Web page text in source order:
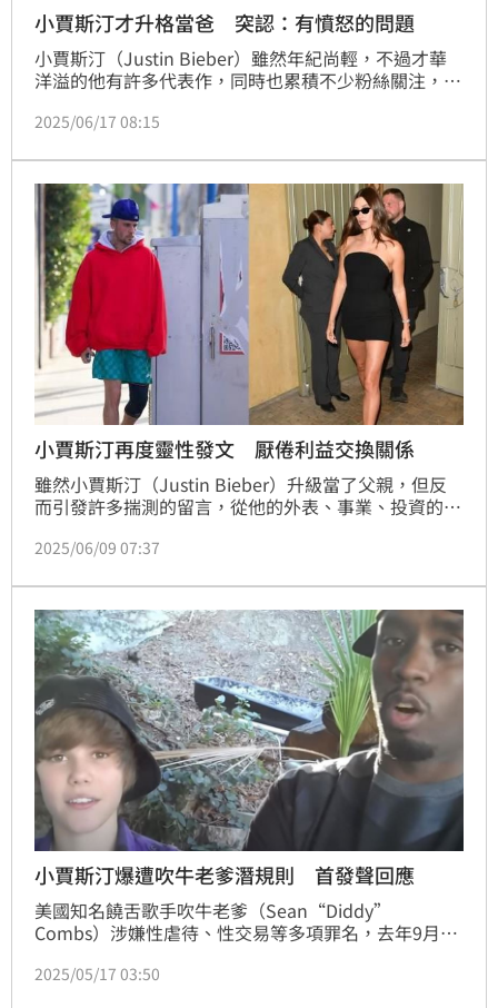
小賈斯汀才升格當爸 突認：有憤怒的問題
小賈斯汀（Justin Bieber）雖然年紀尚輕，不過才華
洋溢的他有許多代表作，同時也累積不少粉絲關注，不
人到夜店狂歡，甚至傳出破產危機，需要出售音樂版權
2025/06/17 08:15
小賈斯汀再度靈性發文 厭倦利益交換關係
雖然小賈斯汀（Justin Bieber）升級當了父親，但反
而引發許多揣測的留言，從他的外表、事業、投資的潮
之擔心。現在他又發文表示「厭倦利益交換關係」，使
2025/06/09 07:37
小賈斯汀爆遭吹牛老爹潛規則 首發聲回應
美國知名饒舌歌手吹牛老爹（Sean“Diddy”
Combs）涉嫌性虐待、性交易等多項罪名，去年9月正
傳出有多名未成年受害者，其中，小賈斯汀（Justin
2025/05/17 03:50